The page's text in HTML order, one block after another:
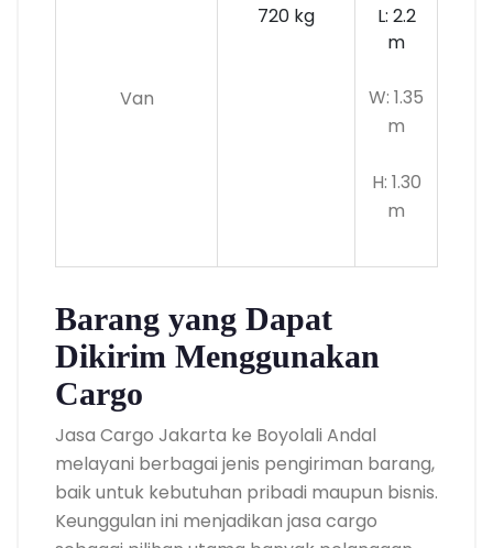
Van
720 kg
L: 2.2
m
W: 1.35
m
H: 1.30
m
Barang yang Dapat
Dikirim Menggunakan
Cargo
Jasa Cargo Jakarta ke Boyolali Andal
melayani berbagai jenis pengiriman barang,
baik untuk kebutuhan pribadi maupun bisnis.
Keunggulan ini menjadikan jasa cargo